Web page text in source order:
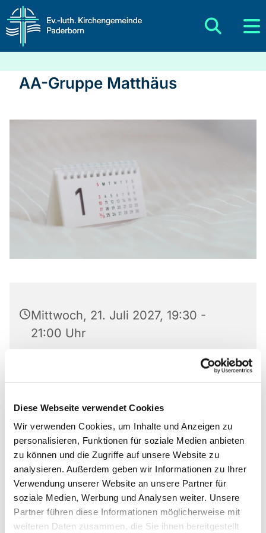
Diese Webseite verwendet Cookies
Wir verwenden Cookies, um Inhalte und Anzeigen zu
personalisieren, Funktionen für soziale Medien anbieten
zu können und die Zugriffe auf unsere Website zu
analysieren. Außerdem geben wir Informationen zu Ihrer
Verwendung unserer Website an unsere Partner für
soziale Medien, Werbung und Analysen weiter. Unsere
Partner führen diese Informationen möglicherweise mit
weiteren Daten zusammen, die Sie ihnen bereitgestellt
AA-Gruppe Matthäus
Mittwoch, 21. Juli 2027, 19:30 -
21:00 Uhr
Matthäus-Kirche, Rotheweg 63,
33102 Paderborn
Anmeldung bei 0176 519 101 10
Gruppe von Anonymen Alkoholikern und
Alkoholikerinnen
Anmeldung bei 0176 519 101 10